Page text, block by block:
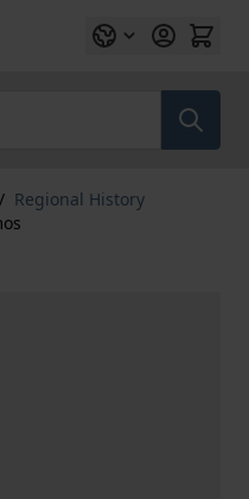
/ Regional History